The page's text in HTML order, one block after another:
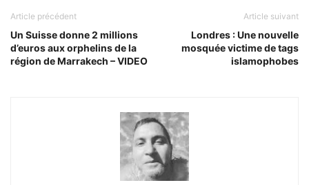
Article précédent
Un Suisse donne 2 millions
d’euros aux orphelins de la
région de Marrakech – VIDEO
Article suivant
Londres : Une nouvelle
mosquée victime de tags
islamophobes